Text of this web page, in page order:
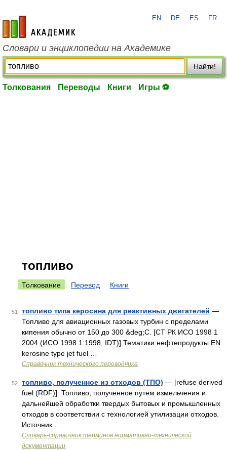
academic.ru
EN DE ES FR
Словари и энциклопедии на Академике
Найти!
Толкования Переводы Книги Игры ⚽
топливо
Толкование Перевод Книги
51 топливо типа керосина для реактивных двигателей —
Топливо для авиационных газовых турбин с пределами
кипения обычно от 150 до 300 &deg;C. [СТ РК ИСО 1998 1
2004 (ИСО 1998 1:1998, IDT)] Тематики нефтепродукты EN
kerosine type jet fuel …
Справочник технического переводчика
52 топливо, полученное из отходов (ТПО) — [refuse derived
fuel (RDF)]: Топливо, полученное путем измельчения и
дальнейшей обработки твердых бытовых и промышленных
отходов в соответствии с технологией утилизации отходов.
Источник …
Словарь-справочник терминов нормативно-технической
документации